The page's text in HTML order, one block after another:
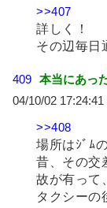
>>407
詳しく！
その辺毎日
409 本当にあっ
04/10/02 17:24:41
>>408
場所はｼﾞﾑ
昔、その交
故が有って
タクシーの